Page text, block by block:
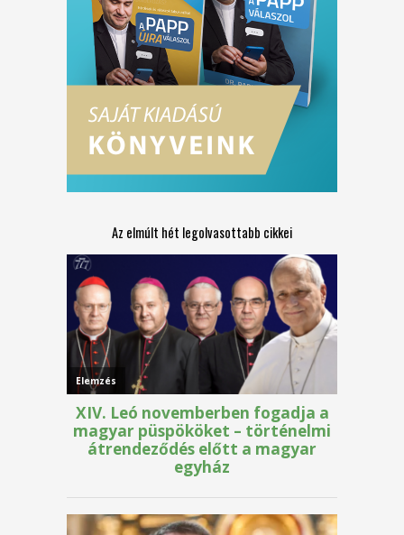
Az elmúlt hét legolvasottabb cikkei